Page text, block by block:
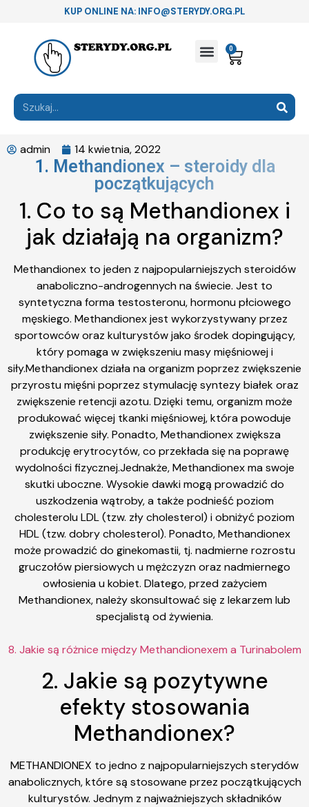
KUP ONLINE NA: INFO@STERYDY.ORG.PL
0
admin 14 kwietnia, 2022
1. Methandionex – steroidy dla
początkujących
1. Co to są Methandionex i
jak działają na organizm?
Methandionex to jeden z najpopularniejszych steroidów
anaboliczno-androgennych na świecie. Jest to
syntetyczna forma testosteronu, hormonu płciowego
męskiego. Methandionex jest wykorzystywany przez
sportowców oraz kulturystów jako środek dopingujący,
który pomaga w zwiększeniu masy mięśniowej i
siły.Methandionex działa na organizm poprzez zwiększenie
przyrostu mięśni poprzez stymulację syntezy białek oraz
zwiększenie retencji azotu. Dzięki temu, organizm może
produkować więcej tkanki mięśniowej, która powoduje
zwiększenie siły. Ponadto, Methandionex zwiększa
produkcję erytrocytów, co przekłada się na poprawę
wydolności fizycznej.Jednakże, Methandionex ma swoje
skutki uboczne. Wysokie dawki mogą prowadzić do
uszkodzenia wątroby, a także podnieść poziom
cholesterolu LDL (tzw. zły cholesterol) i obniżyć poziom
HDL (tzw. dobry cholesterol). Ponadto, Methandionex
może prowadzić do ginekomastii, tj. nadmierne rozrostu
gruczołów piersiowych u mężczyzn oraz nadmiernego
owłosienia u kobiet. Dlatego, przed zażyciem
Methandionex, należy skonsultować się z lekarzem lub
specjalistą od żywienia.
8. Jakie są różnice między Methandionexem a Turinabolem
2. Jakie są pozytywne
efekty stosowania
Methandionex?
METHANDIONEX to jedno z najpopularniejszych sterydów
anabolicznych, które są stosowane przez początkujących
kulturystów. Jednym z najważniejszych składników